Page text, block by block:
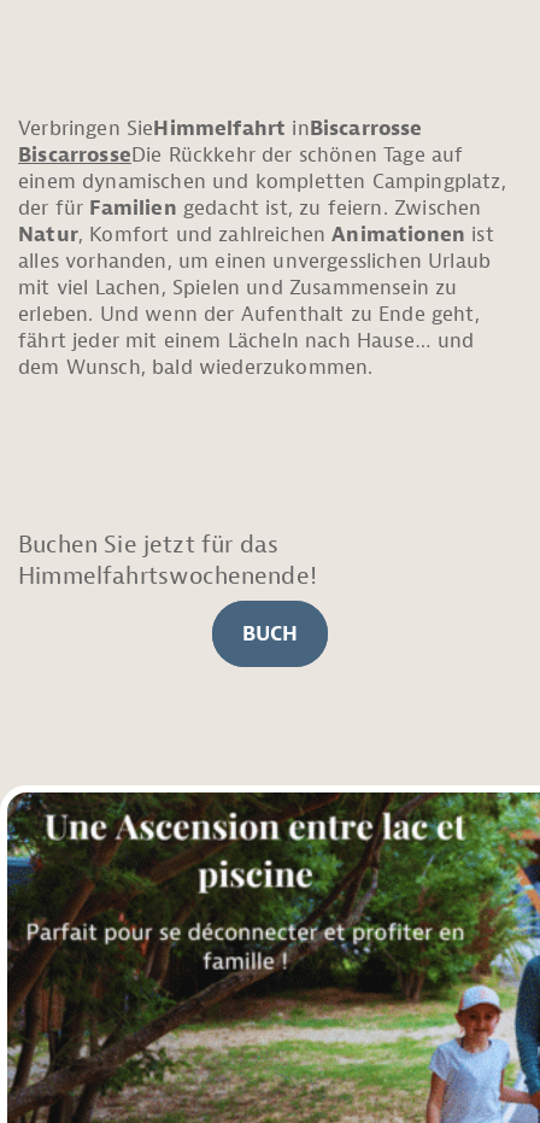
Verbringen SieHimmelfahrt inBiscarrosse
BiscarrosseDie Rückkehr der schönen Tage auf
einem dynamischen und kompletten Campingplatz,
der für Familien gedacht ist, zu feiern. Zwischen
Natur, Komfort und zahlreichenAnimationen ist
alles vorhanden, um einen unvergesslichen Urlaub
mit viel Lachen, Spielen und Zusammensein zu
erleben. Und wenn der Aufenthalt zu Ende geht,
fährt jeder mit einem Lächeln nach Hause… und
dem Wunsch, bald wiederzukommen.
Buchen Sie jetzt für das
Himmelfahrtswochenende!
BUCH